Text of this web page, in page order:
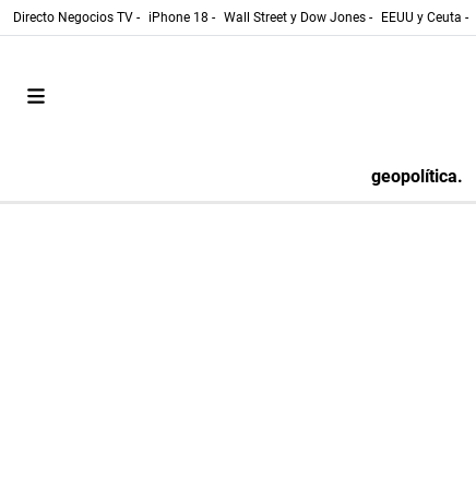
Directo Negocios TV - iPhone 18 - Wall Street y Dow Jones - EEUU y Ceuta -
geopolítica.